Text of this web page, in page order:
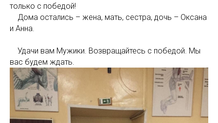
только с победой!
Дома остались – жена, мать, сестра, дочь – Оксана
и Анна.
Удачи вам Мужики. Возвращайтесь с победой. Мы
вас будем ждать.